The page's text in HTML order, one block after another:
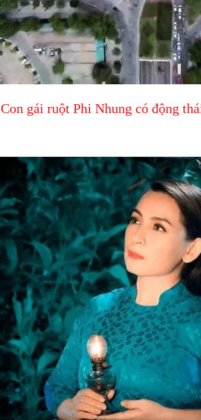
Con gái ruột Phi Nhung có động